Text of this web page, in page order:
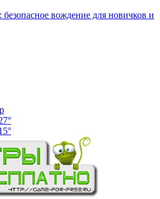
вождение для новичков и